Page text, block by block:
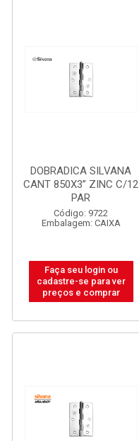
DOBRADICA SILVANA
CANT 850X3” ZINC C/12
PAR
Código: 9722
Embalagem: CAIXA
Faça seu login ou
cadastre-se para ver
preços e comprar